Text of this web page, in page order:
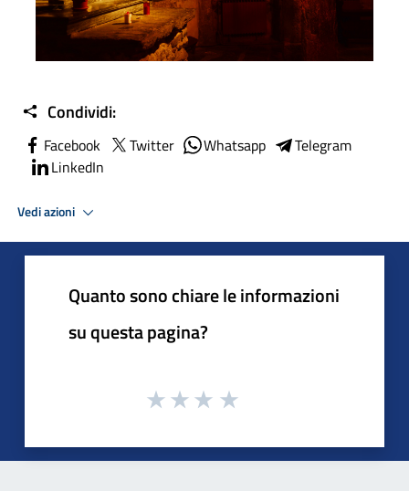
Condividi:
Facebook Twitter Whatsapp
Telegram
LinkedIn
Vedi azioni
Quanto sono chiare le informazioni
su questa pagina?